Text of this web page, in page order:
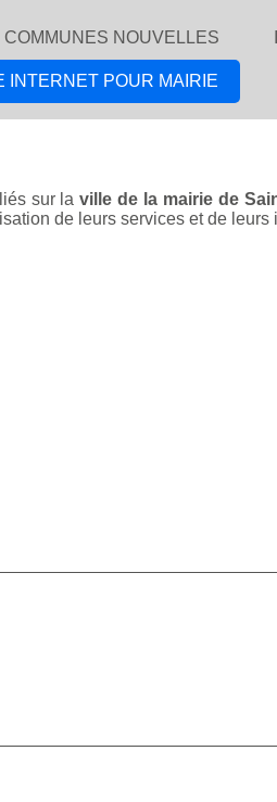
COMMUNES NOUVELLES
INTERNET POUR MAIRIE
sur laville de la mairie de
de leurs services et de leurs